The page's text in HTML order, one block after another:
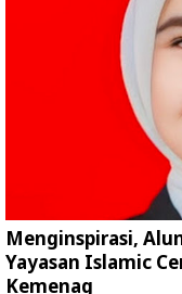
Menginspirasi,
Yayasan Islamic
Kemenag